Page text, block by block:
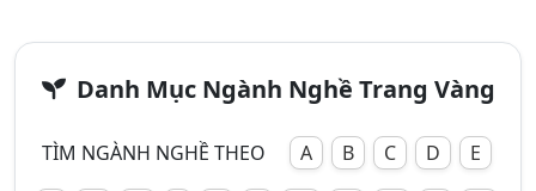
Danh Mục Ngành Nghề Trang Vàng
TÌM NGÀNH NGHỀ THEO A B C D
E